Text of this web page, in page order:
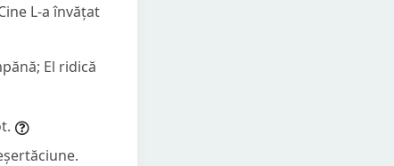
L-a învățat
El ridică